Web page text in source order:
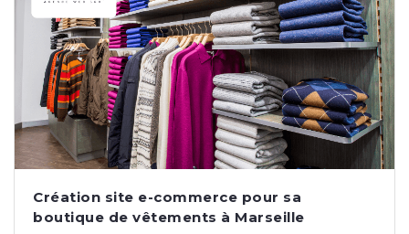
Création site e-commerce pour sa
boutique de vêtements à Marseille